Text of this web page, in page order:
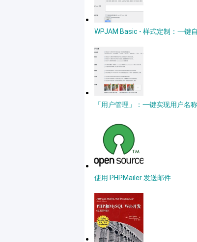
WPJAM Basic - 样式定制：一键
「用户管理」：一键实现用户名
使用 PHPMailer 发送邮件